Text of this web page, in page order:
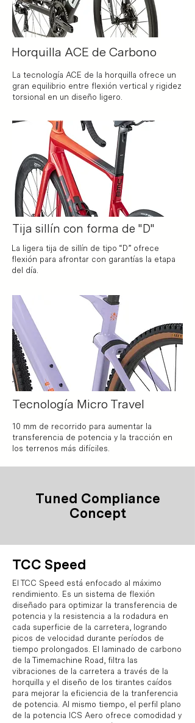
Horquilla ACE de Carbono
La tecnología ACE de la horquilla ofrece un
gran equilibrio entre flexión vertical y rigidez
torsional en un diseño ligero.
Tija sillín con forma de "D"
La ligera tija de sillín de tipo “D” ofrece
flexión para afrontar con garantías la etapa
del día.
Tecnología Micro Travel
10 mm de recorrido para aumentar la
transferencia de potencia y la tracción en
los terrenos más difíciles.
Tuned Compliance
Concept
TCC Speed
El TCC Speed está enfocado al máximo
rendimiento. Es un sistema de flexión
diseñado para optimizar la transferencia de
potencia y la resistencia a la rodadura en
cada superficie de la carretera, logrando
picos de velocidad durante períodos de
tiempo prolongados. El laminado de carbono
de la Timemachine Road, filtra las
vibraciones de la carretera a través de la
horquilla y el diseño de los tirantes caídos
para mejorar la eficiencia de la tranferencia
de potencia. Al mismo tiempo, el perfil plano
de la potencia ICS Aero ofrece comodidad y